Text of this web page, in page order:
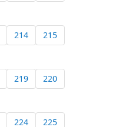
214 215
219 220
224 225